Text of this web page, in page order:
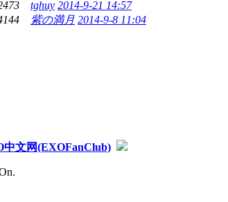
tghuy 2014-9-21 14:57
紫の満月 2014-9-8 11:04
中文网(EXOFanClub)